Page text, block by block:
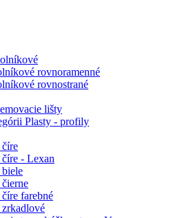
rovnoramenné
rovnostrané
lišty
Plasty - profily
- Lexan
farebné